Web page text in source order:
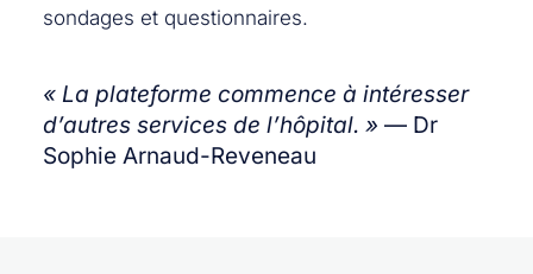
sondages et questionnaires.
« La plateforme commence à intéresser
d’autres services de l’hôpital. » — Dr
Sophie Arnaud-Reveneau